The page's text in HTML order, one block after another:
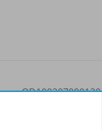
OD100207000130